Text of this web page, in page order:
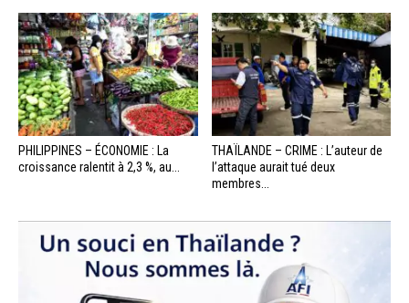
PHILIPPINES – ÉCONOMIE : La
croissance ralentit à 2,3 %, au...
THAÏLANDE – CRIME : L’auteur de
l’attaque aurait tué deux
membres...